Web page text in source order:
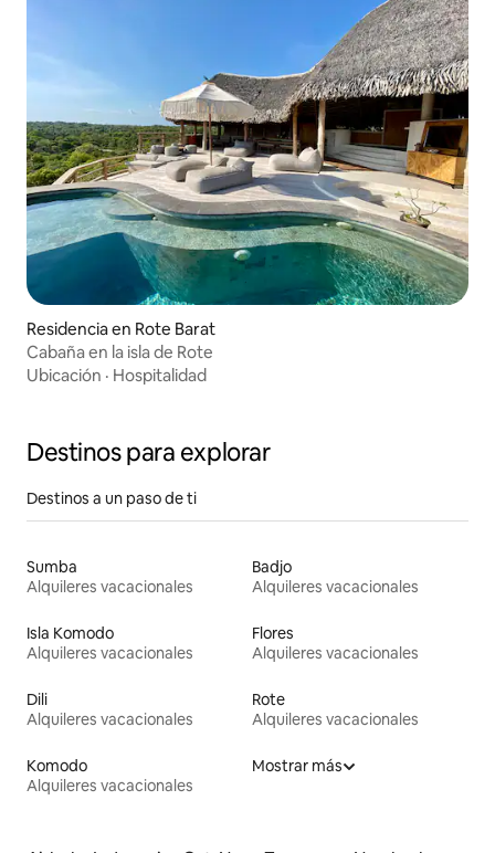
Residencia en Rote Barat
Cabaña en la isla de Rote
Ubicación · Hospitalidad
Destinos para explorar
Destinos a un paso de ti
Sumba
Alquileres vacacionales
Badjo
Alquileres vacacionales
Isla Komodo
Alquileres vacacionales
Flores
Alquileres vacacionales
Dili
Alquileres vacacionales
Rote
Alquileres vacacionales
Komodo
Alquileres vacacionales
Mostrar más